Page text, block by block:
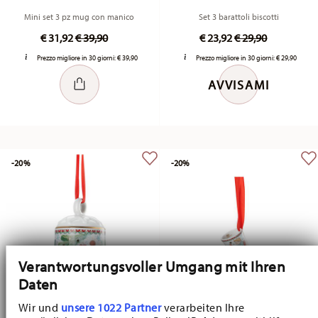
Verantwortungsvoller Umgang mit Ihren
Daten
Wir und unsere 1022 Partnerverarbeiten Ihre
Mini set 3 pz mug con manico
€ 31,92Price reduced from
€ 39,90to
Prezzo migliore in 30 giorni:€ 39,90
Set 3 barattoli biscotti
€ 23,92Price reduced
€ 29,90to
Prezzo migliore in 30 giorni:€ 29,90
AVVISAMI
-20% -20%